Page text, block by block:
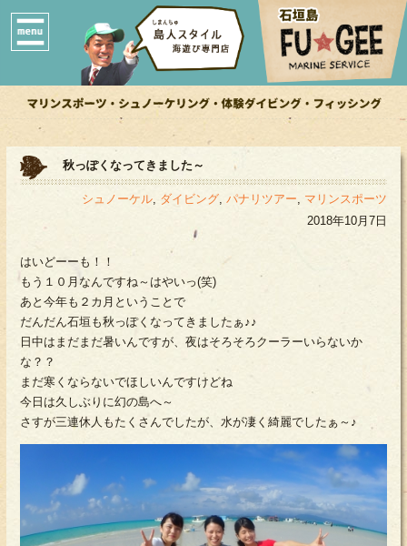
秋っぽくなってきました～
シュノーケル, ダイビング, パナリツアー, マリンスポーツ
2018年10月7日
はいどーーも！！
もう１０月なんですね～はやいっ(笑)
あと今年も２カ月ということで
だんだん石垣も秋っぽくなってきましたぁ♪♪
日中はまだまだ暑いんですが、夜はそろそろクーラーいらないか
な？？
まだ寒くならないでほしいんですけどね
今日は久しぶりに幻の島へ～
さすが三連休人もたくさんでしたが、水が凄く綺麗でしたぁ～♪